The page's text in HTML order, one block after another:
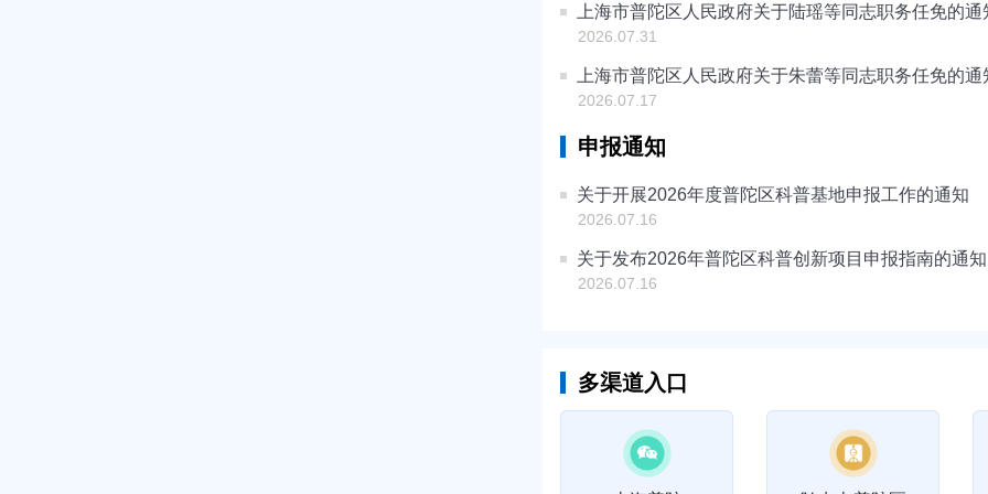
上海市普陀区人民政府关于陆瑶等同志职务任免的通
2026.07.31
上海市普陀区人民政府关于朱蕾等同志职务任免的通
2026.07.17
申报通知
关于开展2026年度普陀区科普基地申报工作的通知
2026.07.16
关于发布2026年普陀区科普创新项目申报指南的通知
2026.07.16
多渠道入口